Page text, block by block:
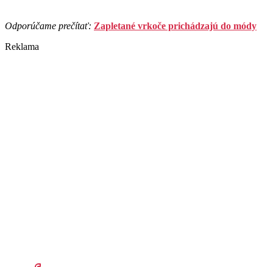
Odporúčame prečítať: Zapletané vrkoče prichádzajú do módy
Reklama